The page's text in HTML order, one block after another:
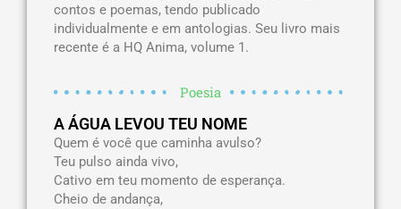
contos e poemas, tendo publicado
individualmente e em antologias. Seu livro mais
recente é a HQ Anima, volume 1.
Poesia
A ÁGUA LEVOU TEU NOME
Quem é você que caminha avulso?
Teu pulso ainda vivo,
Cativo em teu momento de esperança.
Cheio de andança,